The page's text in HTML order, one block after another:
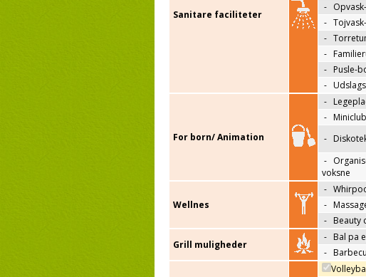
Sanitare faciliteter
-
-
-
-
- Pusle-
-
For born/ Animation
-
-
-
-
voksne
Wellnes
-
-
- Beauty
Grill muligheder
- Bal pa
-